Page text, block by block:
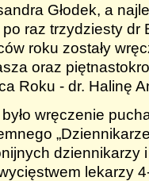
Głodek, a
raz trzydziesty dr
roku zostały
oraz
Roku - dr. Halinę
wręczenie
dziennikarzy
lekarzy